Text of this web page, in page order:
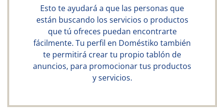
Esto te ayudará a que las personas que
están buscando los servicios o productos
que tú ofreces puedan encontrarte
fácilmente. Tu perfil en Doméstiko también
te permitirá crear tu propio tablón de
anuncios, para promocionar tus productos
y servicios.